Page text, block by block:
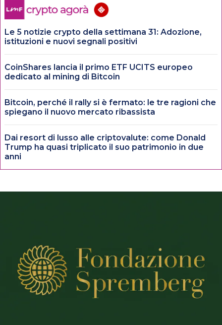
Le 5 notizie crypto della settimana 31: Adozione,
istituzioni e nuovi segnali positivi
CoinShares lancia il primo ETF UCITS europeo
dedicato al mining di Bitcoin
Bitcoin, perché il rally si è fermato: le tre ragioni che
spiegano il nuovo mercato ribassista
Dai resort di lusso alle criptovalute: come Donald
Trump ha quasi triplicato il suo patrimonio in due
anni